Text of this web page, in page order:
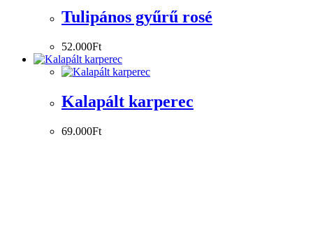
Tulipános gyűrű rosé
52.000Ft
Kalapált karperec
69.000Ft